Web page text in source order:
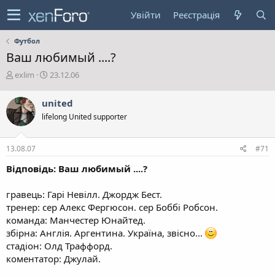
Увійти Реєстрація
Футбол
Ваш любимый ....?
А
т
о
р
т
е
м
exlim
Д
а
с
в
е
н
я
23.12.06
united
lifelong United supporter
13.08.07 #71
Відповідь: Ваш любимый ....?
гравець: Гарі Невілл. Джордж Бест.
тренер: сер Алекс Фергюсон. сер Боббі Робсон.
команда: Манчестер Юнайтед.
збірна: Англія. Аргентина. Україна, звісно...
стадіон: Олд Траффорд.
коментатор: Джулай.